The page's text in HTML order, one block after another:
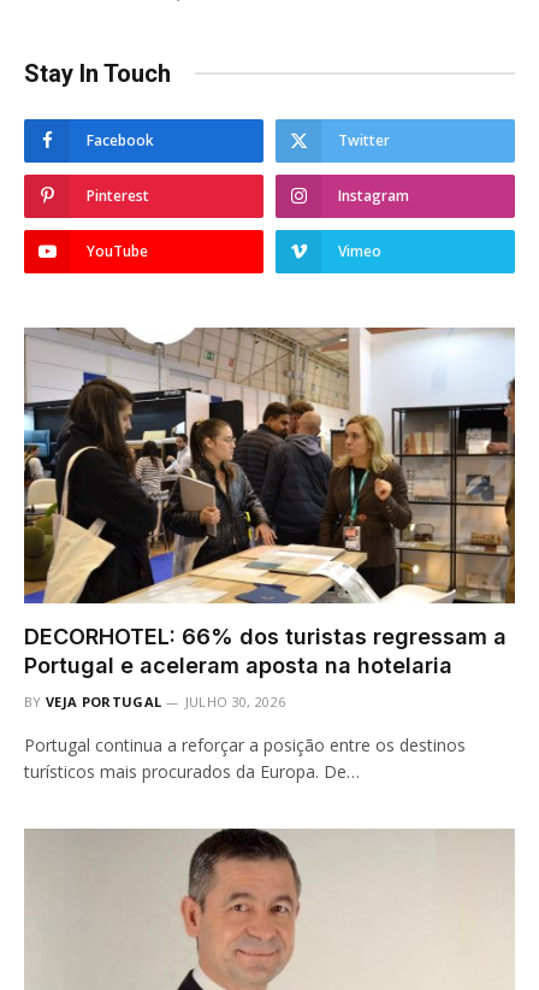
Stay In Touch
Facebook Twitter
Pinterest Instagram
YouTube Vimeo
DECORHOTEL: 66% dos turistas regressam a
Portugal e aceleram aposta na hotelaria
BY VEJA PORTUGAL JULHO 30, 2026
Portugal continua a reforçar a posição entre os destinos
turísticos mais procurados da Europa. De…